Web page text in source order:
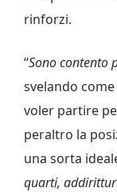
rinforzi.
“Sono contento
svelando
voler partire
peraltro la
una sorta
quarti,